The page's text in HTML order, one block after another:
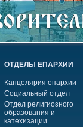
ОТДЕЛЫ ЕПАРХИИ
Канцелярия епархии
Социальный отдел
Отдел религиозного
образования и
катехизации